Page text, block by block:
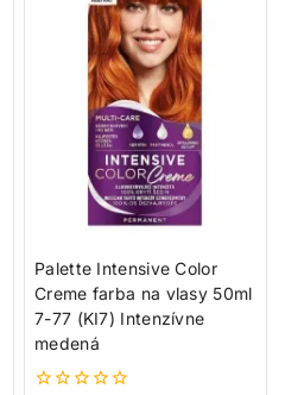
Palette Intensive Color
Creme farba na vlasy 50ml
7-77 (KI7) Intenzívne
medená